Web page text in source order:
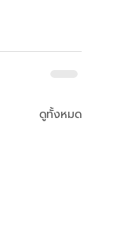
ดูทั้งหมด